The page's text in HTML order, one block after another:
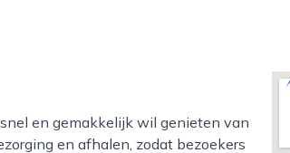
en afhalen, zodat bezoekers